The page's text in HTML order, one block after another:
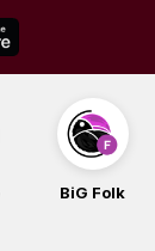
BiG iG